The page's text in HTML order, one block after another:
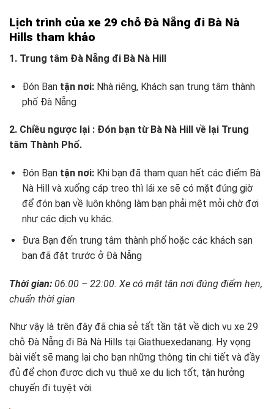
Lịch trình của xe 29 chỗ Đà Nẵng đi Bà Nà
Hills tham khảo
1. Trung tâm Đà Nẵng đi Bà Nà Hill
Đón Bạn tận nơi:Nhà riêng, Khách sạn trung tâm thành
phố Đà Nẵng
2. Chiều ngược lại : Đón bạn từ Bà Nà Hill về lại Trung
tâm Thành Phố.
Đón Bạn tận nơi: Khi bạn đã tham quan hết các điểm Bà
Nà Hill và xuống cáp treo thì lái xe sẽ có mặt đúng giờ
để đón bạn về luôn không làm bạn phải mệt mỏi chờ đợi
như các dịch vụ khác.
Đưa Bạn đến trung tâm thành phố hoặc các khách sạn
bạn đã đặt trước ở Đà Nẵng
Thời gian: 06:00 – 22:00. Xe có mặt tận nơi đúng điểm hẹn,
chuẩn thời gian
Như vậy là trên đây đã chia sẻ tất tần tật về dịch vụ xe 29
chỗ Đà Nẵng đi Bà Nà Hills tại Giathuexedanang. Hy vọng
bài viết sẽ mang lại cho bạn những thông tin chi tiết và đầy
đủ để chọn được dịch vụ thuê xe du lịch tốt, tận hưởng
chuyến đi tuyệt vời.